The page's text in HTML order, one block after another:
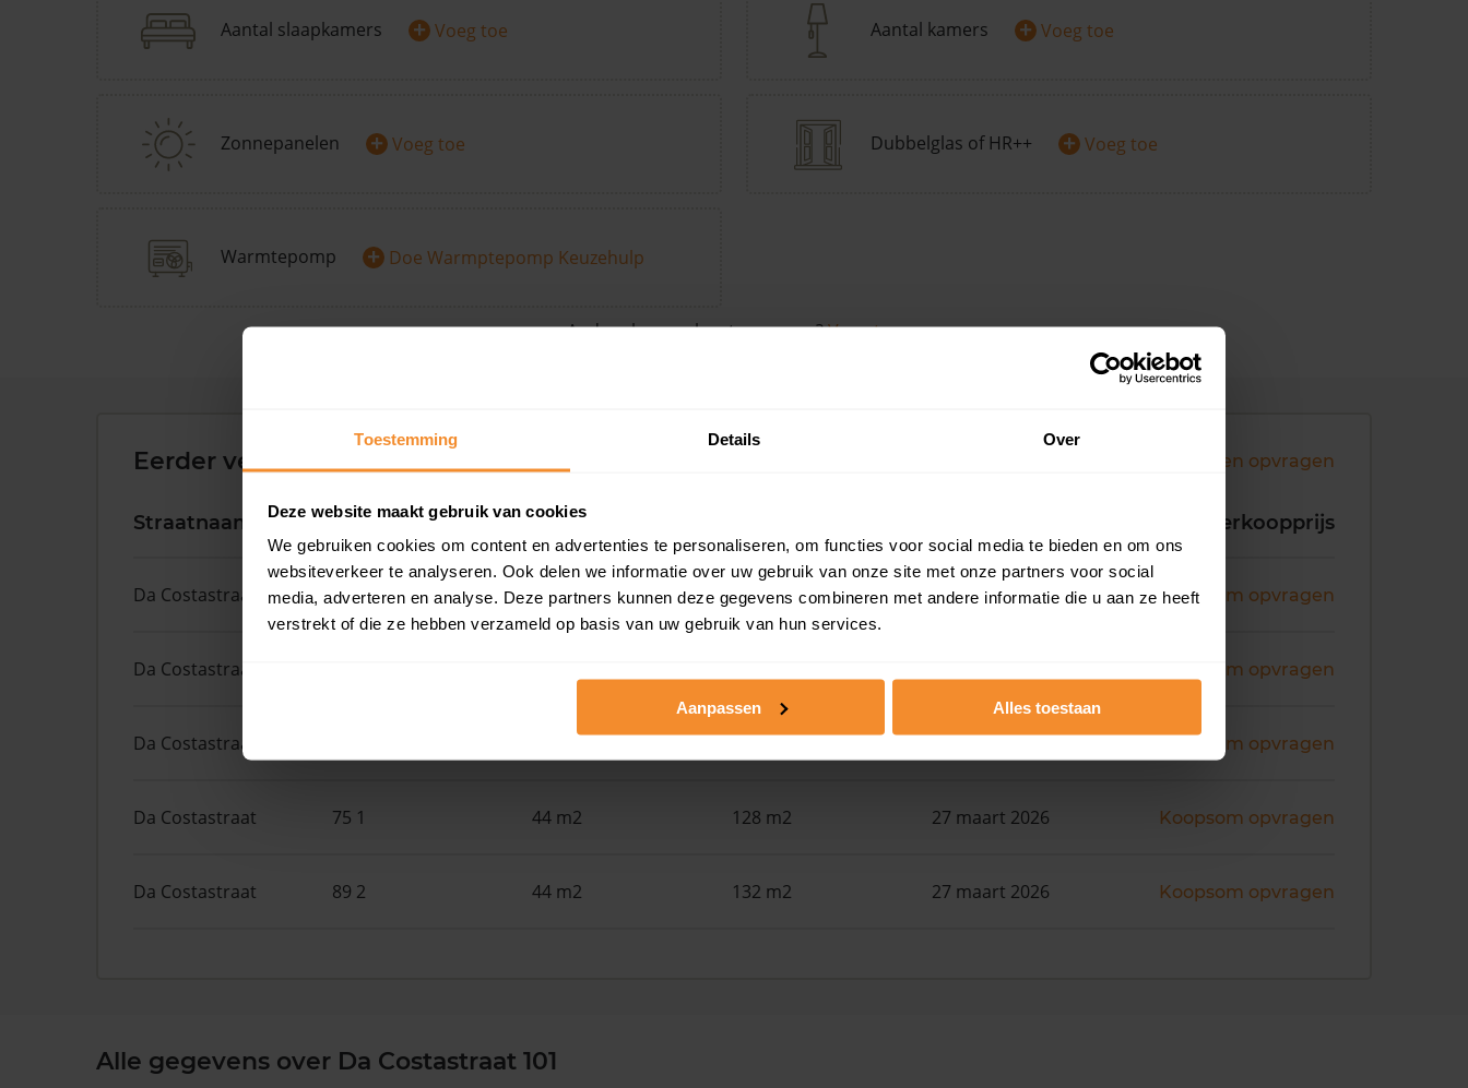
Toestemming Details Over
Deze website maakt gebruik van cookies
We gebruiken cookies om content en advertenties te personaliseren, om functies voor social media te bieden en om ons
websiteverkeer te analyseren. Ook delen we informatie over uw gebruik van onze site met onze partners voor social
media, adverteren en analyse. Deze partners kunnen deze gegevens combineren met andere informatie die u aan ze heeft
verstrekt of die ze hebben verzameld op basis van uw gebruik van hun services.
Aanpassen Alles toestaan
Aantal slaapkamers + Voeg toe Aantal kamers + Voeg toe
Zonnepanelen + Voeg toe Dubbelglas of HR++ + Voeg toe
Warmtepomp + Doe Warmptepomp Keuzehulp
Andere kenmerken toevoegen?Voeg toe
Eerder verkochte woningen in de buurt Andere koopsommen opvragen
Straatnaam Huisnr. Woonoppervlak Verkoopprijs
Da Costastraat 98 34 m2 305 m2 22 juni 2026 Koopsom opvragen
Da Costastraat Koopsom opvragen
Da Costastraat 43 m2 132 m2 29 mei 2026 Koopsom opvragen
Da Costastraat 75 1 44 m2 128 m2 27 maart 2026 Koopsom opvragen
Da Costastraat 89 2 44 m2 132 m2 27 maart 2026 Koopsom opvragen
Alle gegevens over Da Costastraat 101